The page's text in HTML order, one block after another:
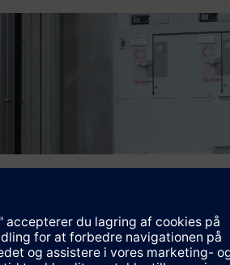
Fernitz in Betrieb
vom EW Fernitz in Betrieb
Fokus auf Software
bei Mitarbeitenden...